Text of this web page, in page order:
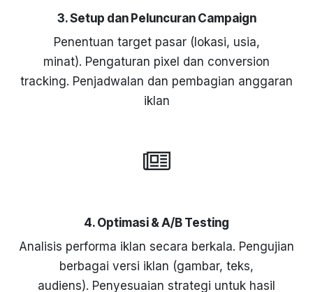
3. Setup dan Peluncuran Campaign
Penentuan target pasar (lokasi, usia,
minat). Pengaturan pixel dan conversion
tracking. Penjadwalan dan pembagian anggaran
iklan
4. Optimasi & A/B Testing
Analisis performa iklan secara berkala. Pengujian
berbagai versi iklan (gambar, teks,
audiens). Penyesuaian strategi untuk hasil